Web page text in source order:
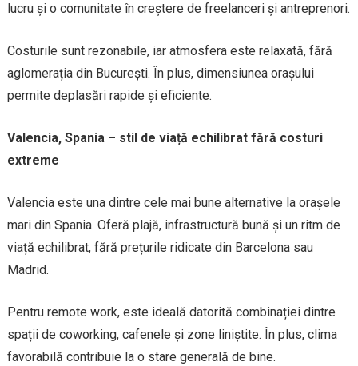
lucru și o comunitate în creștere de freelanceri și antreprenori.
Costurile sunt rezonabile, iar atmosfera este relaxată, fără
aglomerația din București. În plus, dimensiunea orașului
permite deplasări rapide și eficiente.
Valencia, Spania – stil de viață echilibrat fără costuri
extreme
Valencia este una dintre cele mai bune alternative la orașele
mari din Spania. Oferă plajă, infrastructură bună și un ritm de
viață echilibrat, fără prețurile ridicate din Barcelona sau
Madrid.
Pentru remote work, este ideală datorită combinației dintre
spații de coworking, cafenele și zone liniștite. În plus, clima
favorabilă contribuie la o stare generală de bine.